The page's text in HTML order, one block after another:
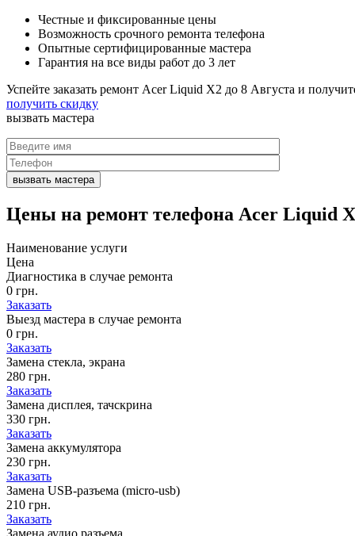
Честные и фиксированные цены
Возможность срочного ремонта телефона
Опытные сертифицированные мастера
Гарантия на все виды работ до 3 лет
Успейте заказать ремонт Acer Liquid X2 до 8 Августа и
получить скидку
вызвать мастера
Цены на ремонт телефона Acer Liquid
Наименование услуги
Цена
Диагностика в случае ремонта
0 грн.
Заказать
Выезд мастера в случае ремонта
0 грн.
Заказать
Замена стекла, экрана
280 грн.
Заказать
Замена дисплея, тачскрина
330 грн.
Заказать
Замена аккумулятора
230 грн.
Заказать
Замена USB-разъема (micro-usb)
210 грн.
Заказать
Замена аудио разъема